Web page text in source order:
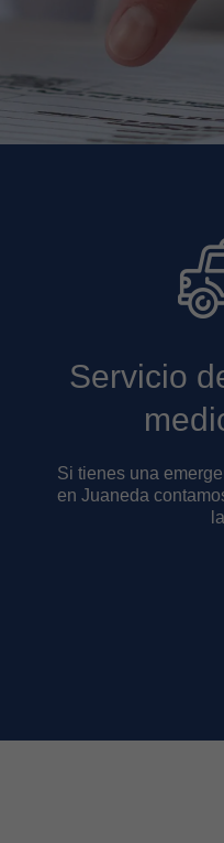
Servicio
Si tienes una
en Juaneda